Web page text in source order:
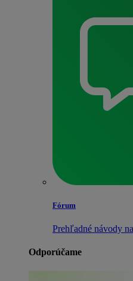
Fórum
Prehľadné návody
Odporúčame